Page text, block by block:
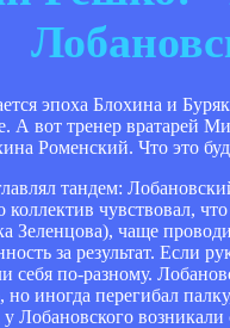
эпоха Блохина и
А вот тренер вратарей
Роменский. Что это
тандем:
коллектив чувствовал,
Зеленцова), чаще
за результат.
себя по-разному.
но иногда перегибал
Лобановского